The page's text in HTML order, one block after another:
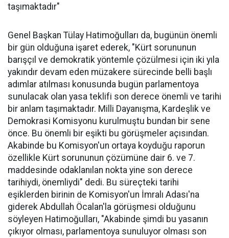
taşımaktadır"
Genel Başkan Tülay Hatimoğulları da, bugünün önemli
bir gün olduğuna işaret ederek, "Kürt sorununun
barışçıl ve demokratik yöntemle çözülmesi için iki yıla
yakındır devam eden müzakere sürecinde belli başlı
adımlar atılması konusunda bugün parlamentoya
sunulacak olan yasa teklifi son derece önemli ve tarihi
bir anlam taşımaktadır. Milli Dayanışma, Kardeşlik ve
Demokrasi Komisyonu kurulmuştu bundan bir sene
önce. Bu önemli bir eşikti bu görüşmeler açısından.
Akabinde bu Komisyon'un ortaya koyduğu raporun
özellikle Kürt sorununun çözümüne dair 6. ve 7.
maddesinde odaklanılan nokta yine son derece
tarihiydi, önemliydi" dedi. Bu süreçteki tarihi
eşiklerden birinin de Komisyon'un İmralı Adası'na
giderek Abdullah Öcalan'la görüşmesi olduğunu
söyleyen Hatimoğulları, "Akabinde şimdi bu yasanın
çıkıyor olması, parlamentoya sunuluyor olması son